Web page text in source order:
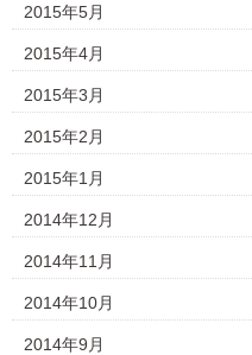
2015年5月
2015年4月
2015年3月
2015年2月
2015年1月
2014年12月
2014年11月
2014年10月
2014年9月